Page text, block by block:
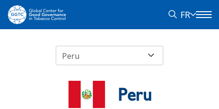
FR
Peru
Peru